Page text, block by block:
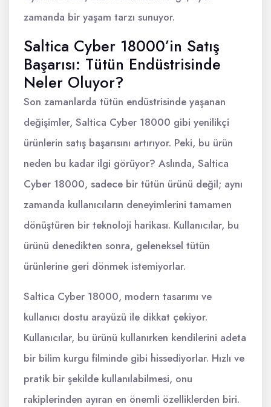
zamanda bir yaşam tarzı sunuyor.
Saltica Cyber 18000’in Satış
Başarısı: Tütün Endüstrisinde
Neler Oluyor?
Son zamanlarda tütün endüstrisinde yaşanan
değişimler, Saltica Cyber 18000 gibi yenilikçi
ürünlerin satış başarısını artırıyor. Peki, bu ürün
neden bu kadar ilgi görüyor? Aslında, Saltica
Cyber 18000, sadece bir tütün ürünü değil; aynı
zamanda kullanıcıların deneyimlerini tamamen
dönüştüren bir teknoloji harikası. Kullanıcılar, bu
ürünü denedikten sonra, geleneksel tütün
ürünlerine geri dönmek istemiyorlar.
Saltica Cyber 18000, modern tasarımı ve
kullanıcı dostu arayüzü ile dikkat çekiyor.
Kullanıcılar, bu ürünü kullanırken kendilerini adeta
bir bilim kurgu filminde gibi hissediyorlar. Hızlı ve
pratik bir şekilde kullanılabilmesi, onu
rakiplerinden ayıran en önemli özelliklerden biri.